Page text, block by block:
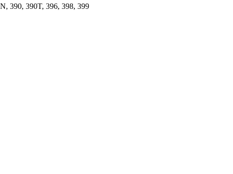
390, 390T, 396, 398, 399